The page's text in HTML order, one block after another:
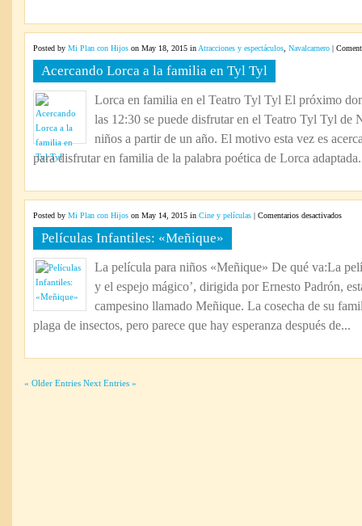
Posted by Mi Plan con Hijos on May 18, 2015 in Atracciones y espectáculos Navalcarnero |
Acercando Lorca a la familia en Tyl Tyl
Lorca en familia en el Teatro Tyl Tyl El próximo
las 12:30 se puede disfrutar en el Teatro Tyl Tyl de
niños a partir de un año. El motivo esta vez es
para disfrutar en familia de la palabra poética de Lorca
Posted by Mi Plan con Hijos on May 14, 2015 in Cine y películas | Comentarios desactivadosen
Películas Infantiles: «Meñique»
La película para niños «Meñique» De qué va:La
y el espejo mágico’, dirigida por Ernesto Padrón,
campesino llamado Meñique. La cosecha de su
plaga de insectos, pero parece que hay esperanza después de...
« Older Entries Next Entries »